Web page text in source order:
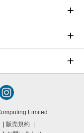
Limited
販売規約